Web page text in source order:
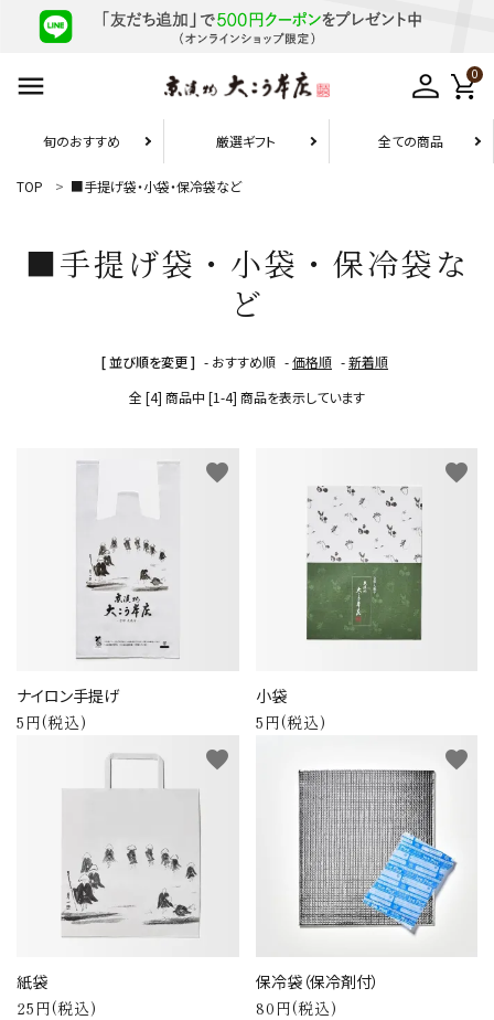
0
旬のおすすめ 厳選ギフト 全ての商品
送料無料
カテゴリーから探す
浅漬のお漬物
しば漬などの京つけもの（日持ち商品）
筍・沢庵・奈良漬（日持ち商品）
梅干・ちりめん山椒・佃煮（日持ち商
旬の頒布会
価格から探す
TOP ■手提げ袋・小袋・保冷袋など
■手提げ袋・小袋・保冷袋な
ど
[ 並び順を変更 ] - おすすめ順 -価格順 -新着順
全 [4] 商品中 [1-4] 商品を表示しています
ナイロン手提げ
5円(税込)
favorite
小袋
5円(税込)
favorite
紙袋
25円(税込)
favorite
保冷袋（保冷剤付）
80円(税込)
favorite